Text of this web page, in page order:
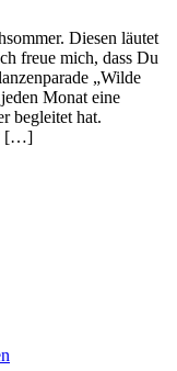
Diesen läutet
freue mich, dass Du
„Wilde
Monat eine
begleitet hat.
[…]